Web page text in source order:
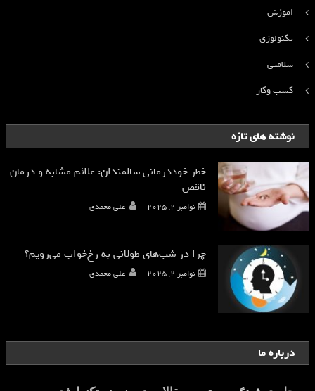
اموزش
تکنولوژی
سلامتی
کسب وکار
نوشته های تازه
خطر خوددرمانی سالمندان: علائم مشابه و درمان
ناقص
نوامبر 2, 2025 علی محمدی
چرا در شب‌های طولانی به رخ‌خواب می‌رویم؟
نوامبر 2, 2025 علی محمدی
درباره ما